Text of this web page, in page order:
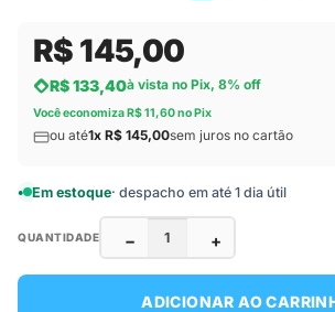
R$ 145,00
R$ 133,40à vista no Pix, 8% off
Você economiza R$ 11,60 no Pix
ou até1x R$ 145,00sem juros no cartão
Em estoque· despacho em até 1 dia útil
QUANTIDADE − +
ADICIONAR AO